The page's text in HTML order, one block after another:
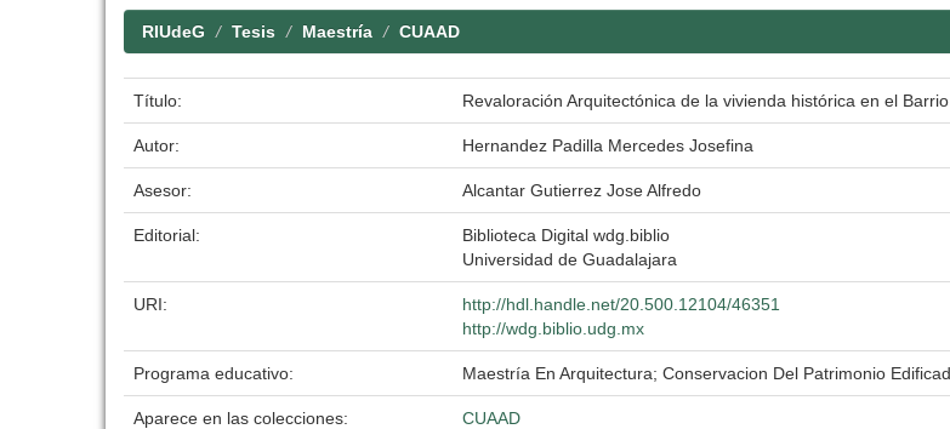
RIUdeG Tesis Maestría CUAAD
Título: Revaloración Arquitectónica de la vivienda histórica en el
Autor: Hernandez Padilla Mercedes Josefina
Asesor: Alcantar Gutierrez Jose Alfredo
Editorial:
Biblioteca Digital wdg.biblio
Universidad de Guadalajara
URI:
http://hdl.handle.net/20.500.12104/46351
http://wdg.biblio.udg.mx
Programa educativo: Maestría En Arquitectura; Conservacion Del Patrimonio
Aparece en las colecciones: CUAAD